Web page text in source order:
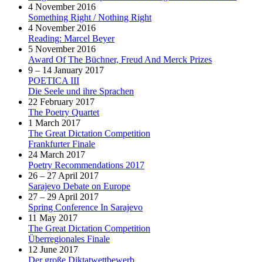
4 November 2016
Something Right / Nothing Right
4 November 2016
Reading: Marcel Beyer
5 November 2016
Award Of The Büchner, Freud And Merck Prizes
9 – 14 January 2017
POETICA III
Die Seele und ihre Sprachen
22 February 2017
The Poetry Quartet
1 March 2017
The Great Dictation Competition
Frankfurter Finale
24 March 2017
Poetry Recommendations 2017
26 – 27 April 2017
Sarajevo Debate on Europe
27 – 29 April 2017
Spring Conference In Sarajevo
11 May 2017
The Great Dictation Competition
Überregionales Finale
12 June 2017
Der große Diktatwettbewerb